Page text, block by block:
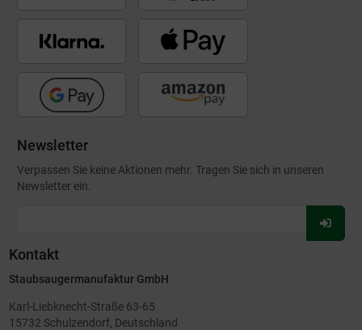
Newsletter
Verpassen Sie keine Aktionen mehr. Tragen Sie sich in unseren
Newsletter ein.
Für
Kontakt
Staubsaugermanufaktur GmbH
Karl-Liebknecht-Straße 63-65
15732 Schulzendorf, Deutschland